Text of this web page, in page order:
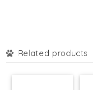
Related products